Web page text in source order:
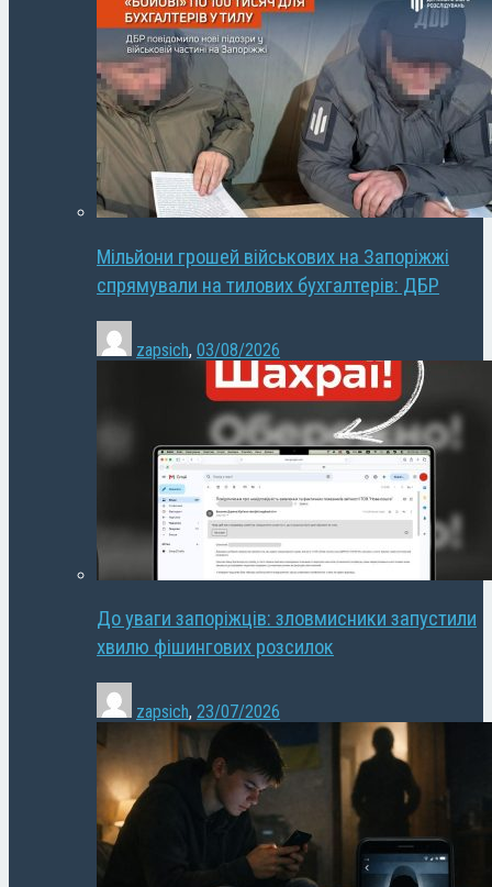
Мільйони грошей військових на Запоріжжі
спрямували на тилових бухгалтерів: ДБР
zapsich, 03/08/2026
До уваги запоріжців: зловмисники запустили
хвилю фішингових розсилок
zapsich, 23/07/2026